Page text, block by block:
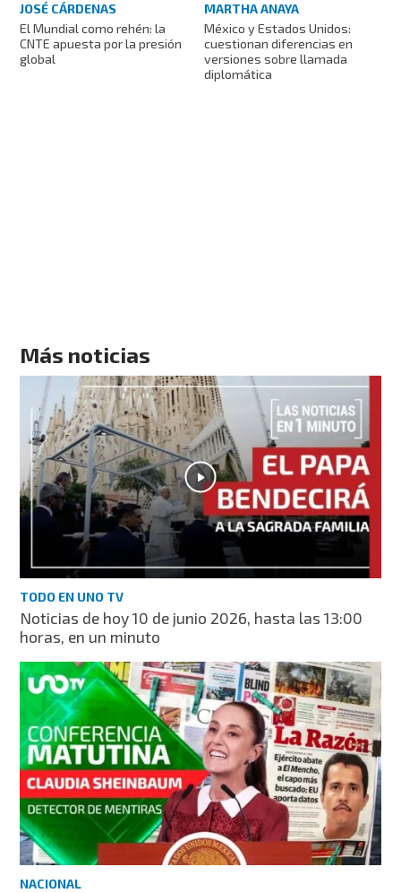
JOSÉ CÁRDENAS
El Mundial como rehén: la
CNTE apuesta por la presión
global
MARTHA ANAYA
México y Estados Unidos:
cuestionan diferencias en
versiones sobre llamada
diplomática
Más noticias
TODO EN UNO TV
Noticias de hoy 10 de junio 2026, hasta las 13:00
horas, en un minuto
NACIONAL